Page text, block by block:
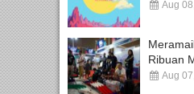
Aug
Ribuan
Aug